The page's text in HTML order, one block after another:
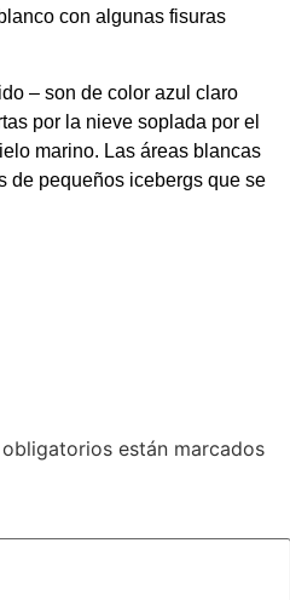
con algunas fisuras
– son de color azul claro
por la nieve soplada por el
marino. Las áreas blancas
de pequeños icebergs que se
están marcados